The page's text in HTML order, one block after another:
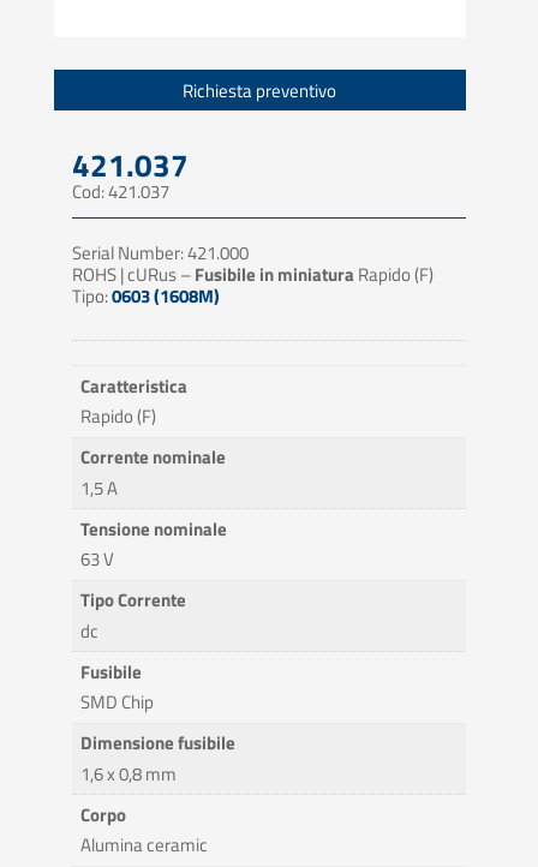
Richiesta preventivo
421.037
Cod: 421.037
Serial Number: 421.000
ROHS | cURus –Fusibile in miniatura Rapido (F)
Tipo:0603 (1608M)
Caratteristica
Rapido (F)
Corrente nominale
1,5 A
Tensione nominale
63 V
Tipo Corrente
dc
Fusibile
SMD Chip
Dimensione fusibile
1,6 x 0,8 mm
Corpo
Alumina ceramic